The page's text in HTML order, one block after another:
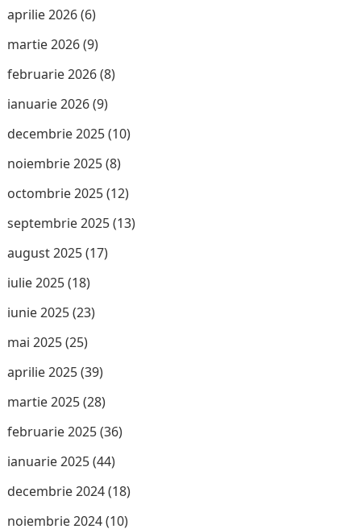
aprilie 2026(6)
martie 2026(9)
februarie 2026(8)
ianuarie 2026(9)
decembrie 2025(10)
noiembrie 2025(8)
octombrie 2025(12)
septembrie 2025(13)
august 2025(17)
iulie 2025(18)
iunie 2025(23)
mai 2025(25)
aprilie 2025(39)
martie 2025(28)
februarie 2025(36)
ianuarie 2025(44)
decembrie 2024(18)
noiembrie 2024(10)